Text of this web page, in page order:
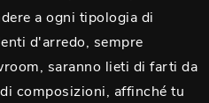
a ogni tipologia di
d'arredo, sempre
saranno lieti di farti da
composizioni, affinché tu